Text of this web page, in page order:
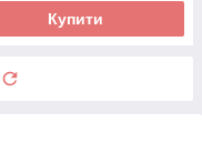
Купити